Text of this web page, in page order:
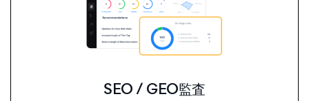
SEO / GEO監査